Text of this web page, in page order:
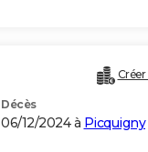
Décès
06/12/2024 à Picquigny